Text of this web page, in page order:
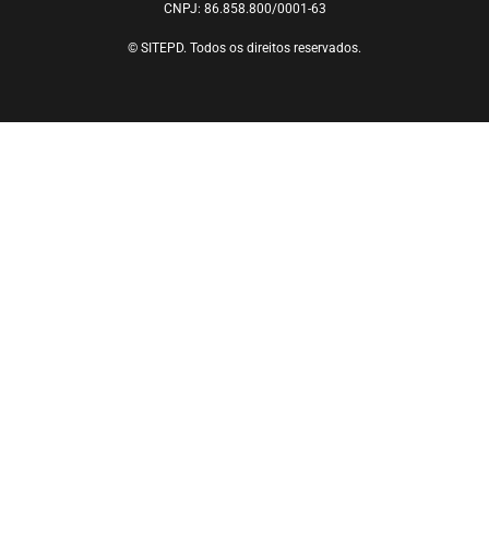
CNPJ: 86.858.800/0001-63
© SITEPD. Todos os direitos reservados.